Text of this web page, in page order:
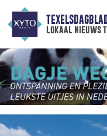
lokaal nieuws